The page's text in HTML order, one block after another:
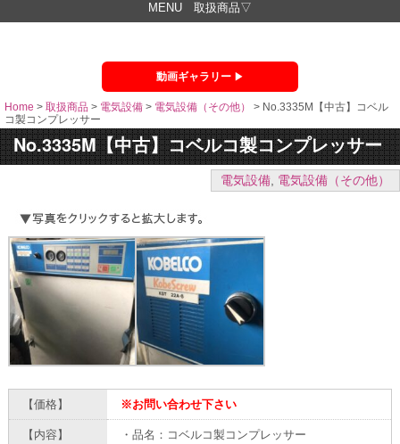
MENU 取扱商品▽
動画ギャラリー
Home > 取扱商品 > 電気設備 > 電気設備（その他） > No.3335M【中古】コベル
コ製コンプレッサー
No.3335M【中古】コベルコ製コンプレッサー
電気設備, 電気設備（その他）
【価格】 ※お問い合わせ下さい
【内容】
・品名：コベルコ製コンプレッサー